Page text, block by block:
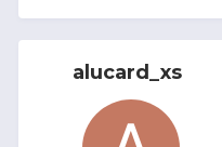
alucard_xs